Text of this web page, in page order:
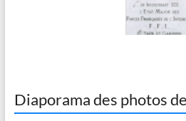
Diaporama des photos